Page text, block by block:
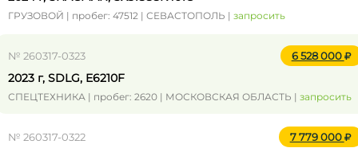
ГРУЗОВОЙ | пробег: 47512 | СЕВАСТОПОЛЬ | запросить
№ 260317-0323 6 528 000
2023 г, SDLG, E6210F
СПЕЦТЕХНИКА | пробег: 2620 | МОСКОВСКАЯ ОБЛАСТЬ | запросить
№ 260317-0322 7 779 000